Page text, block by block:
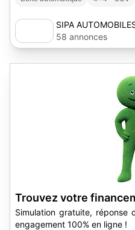
SIPA
58 annonces
Trouvez votre
Simulation gratuite, réponse
engagement 100% en ligne !